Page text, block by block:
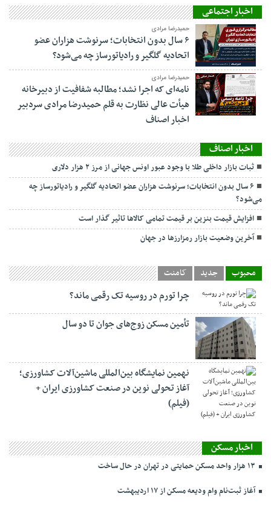
اخبار اجتماعی
حمیدرضا مرادی
۶ سال بدون انتخابات؛ سرنوشت هزاران عضو
اتحادیه گلگیر و رادیاتورساز چه می‌شود؟
حمیدرضا مرادی
نامه‌ای که اجرا نشد؛ مطالبه شفافیت از دبیرخانه
هیأت عالی نظارت به قلم حمیدرضا مرادی سردبیر
اخبار اصناف
اخبار اصناف
ثبات بازار داخلی طلا با وجود عبور اونس جهانی از مرز ۲ هزار دلاری
۶ سال بدون انتخابات؛ سرنوشت هزاران عضو اتحادیه گلگیر و رادیاتورساز چه
می‌شود؟
افزایش قیمت ‎بنزین بر قیمت تمامی کالاها تاثیر گذار است
آخرین وضعیت بازار رمزارزها در جهان
محبوب جدید کامنت
چرا تورم در روسیه تک رقمی ماند؟
تأمین مسکن زوج‌های جوان تا دو سال
نهمین نمایشگاه بین‌المللی ماشین‌آلات کشاورزی؛
آغاز تحولی نوین در صنعت کشاورزی ایران +
(فیلم)
اخبار مسکن
آغاز ثبت‌نام وام ودیعه مسکن از ۱۷ اردیبهشت